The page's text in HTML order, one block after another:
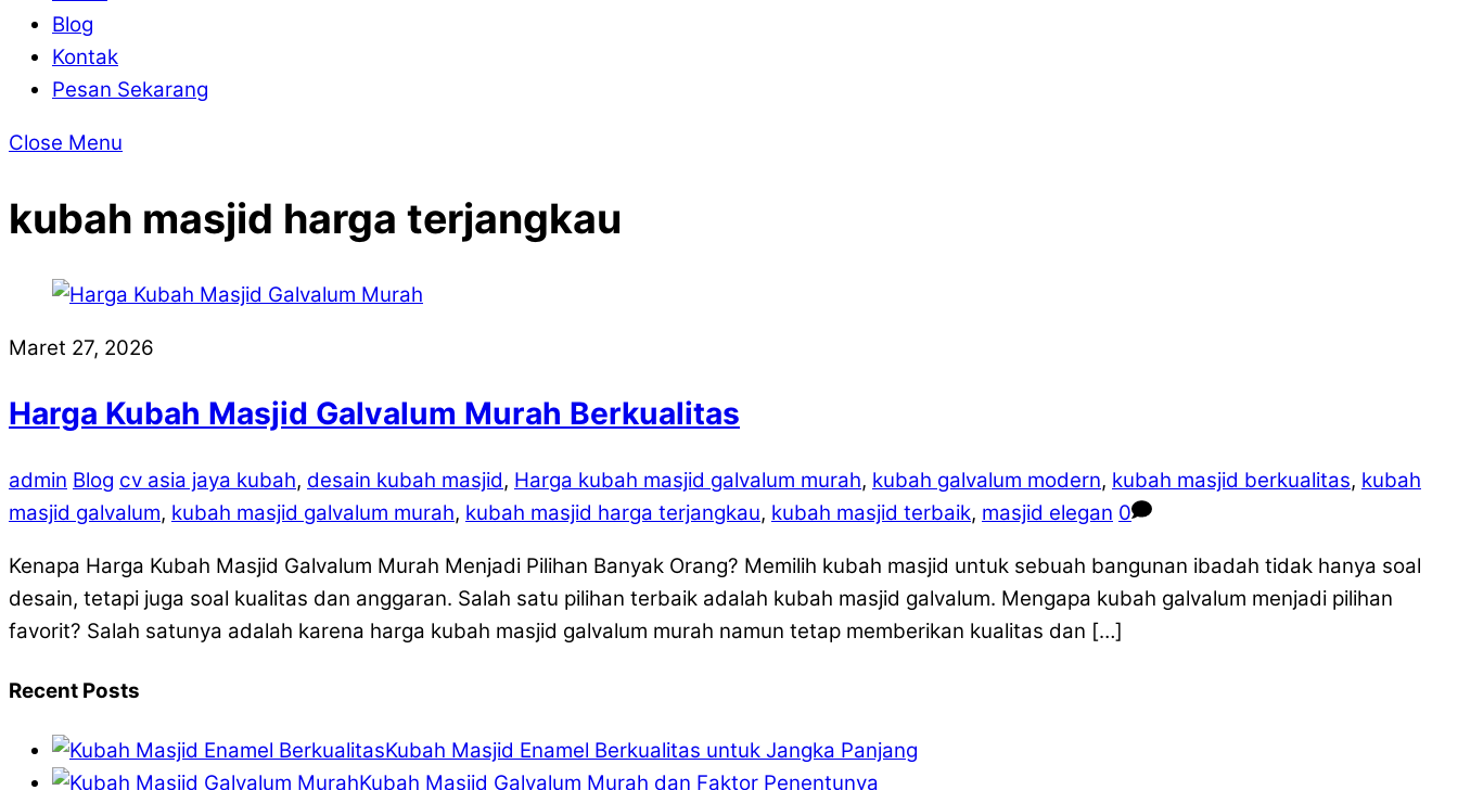
Blog
Kontak
Pesan Sekarang
Close Menu
kubah masjid harga terjangkau
Maret 27, 2026
Harga Kubah Masjid Galvalum Murah Berkualitas
admin Blog cv asia jaya kubah, desain kubah masjid, Harga kubah masjid galvalum murah, kubah galvalum modern, kubah masjid berkualitas, kubah
masjid galvalum, kubah masjid galvalum murah, kubah masjid harga terjangkau, kubah masjid terbaik, masjid elegan 0
Kenapa Harga Kubah Masjid Galvalum Murah Menjadi Pilihan Banyak Orang? Memilih kubah masjid untuk sebuah bangunan ibadah tidak hanya soal
desain, tetapi juga soal kualitas dan anggaran. Salah satu pilihan terbaik adalah kubah masjid galvalum. Mengapa kubah galvalum menjadi pilihan
favorit? Salah satunya adalah karena harga kubah masjid galvalum murah namun tetap memberikan kualitas dan […]
Recent Posts
Kubah Masjid Enamel Berkualitas untuk Jangka Panjang
Kubah Masjid Galvalum Murah dan Faktor Penentunya